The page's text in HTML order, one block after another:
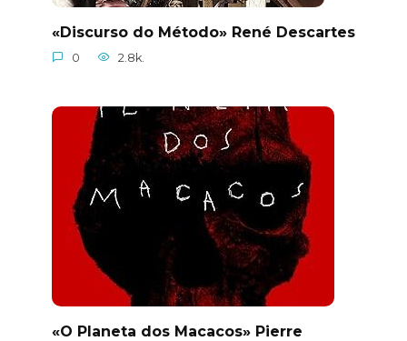
«Discurso do Método» René Descartes
0 2.8k.
«O Planeta dos Macacos» Pierre